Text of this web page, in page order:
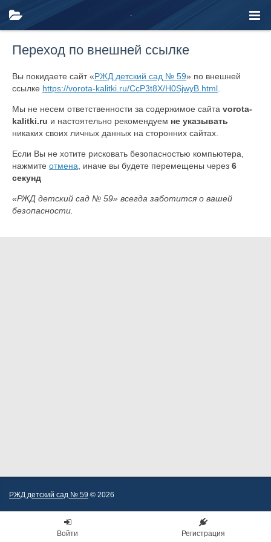
Переход по внешней ссылке
Вы покидаете сайт «РЖД детский сад № 59» по внешней
ссылке https://vorota-kalitki.ru/CcP3t8X/H0SjwyB.html
Мы не несем ответственности за содержимое сайта vorota-
kalitki.ru и настоятельно рекомендуем не указывать
никаких своих личных данных на сторонних сайтах.
Если Вы не хотите рисковать безопасностью компьютера,
нажмите отмена , иначе вы будете перемещены через 6
секунд
«РЖД детский сад № 59» всегда заботится о вашей
безопасности.
РЖД детский сад № 59 © 2026
Войти Регистрация